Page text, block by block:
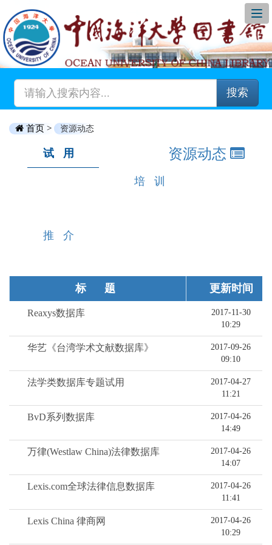
搜索
首页 > 资源动态
资源动态
试用
培训
推介
标题 更新时间
Reaxys数据库
2017-11-30
10:29
华艺《台湾学术文献数据库》
2017-09-26
09:10
法学类数据库专题试用
2017-04-27
11:21
BvD系列数据库
2017-04-26
14:49
万律(Westlaw China)法律数据库
2017-04-26
14:07
Lexis.com全球法律信息数据库
2017-04-26
11:41
Lexis China 律商网
2017-04-26
10:29